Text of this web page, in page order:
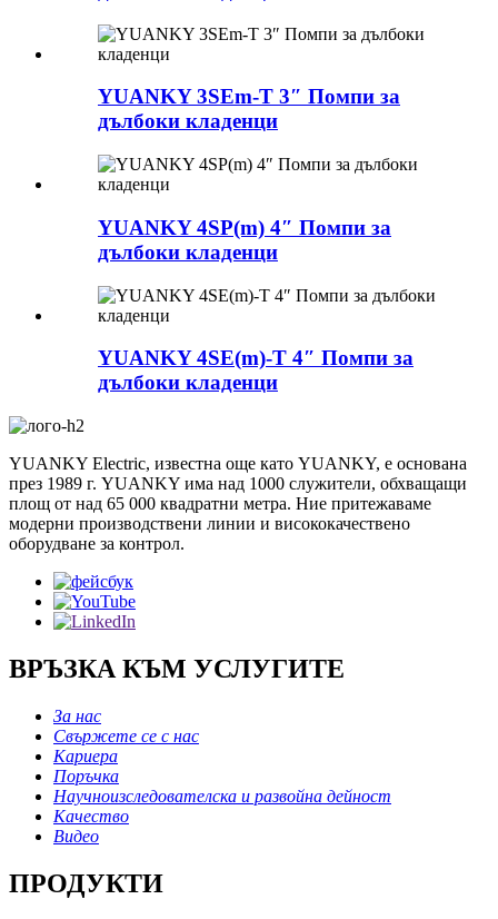
YUANKY 3SEm-T 3″ Помпи за
дълбоки кладенци
YUANKY 4SP(m) 4″ Помпи за
дълбоки кладенци
YUANKY 4SE(m)-T 4″ Помпи за
дълбоки кладенци
YUANKY Electric, известна още като YUANKY, е основана
през 1989 г. YUANKY има над 1000 служители, обхващащи
площ от над 65 000 квадратни метра. Ние притежаваме
модерни производствени линии и висококачествено
оборудване за контрол.
ВРЪЗКА КЪМ УСЛУГИТЕ
За нас
Свържете се с нас
Кариера
Поръчка
Научноизследователска и развойна дейност
Качество
Видео
ПРОДУКТИ